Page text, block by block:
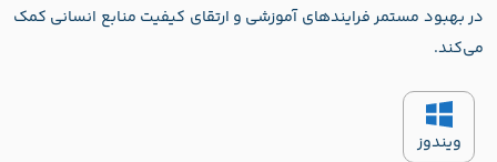
در بهبود مستمر فرایندهای آموزشی و ارتقای کیفیت منابع انسانی کمک
می‌کند.
ویندوز